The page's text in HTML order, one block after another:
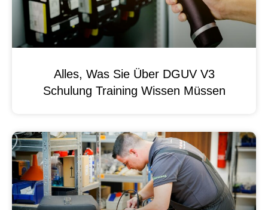
Alles, Was Sie Über DGUV V3
Schulung Training Wissen Müssen